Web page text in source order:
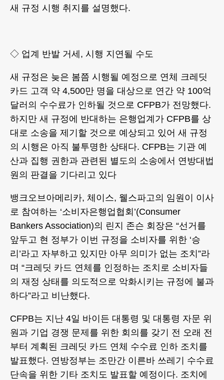
새 규정 시행 취지를 설명했다.
◇ 업계 반발 거세, 시행 지연될 수도
새 규정은 늦은 봄쯤 시행될 예정으로 연체 크레딧
카드 고객 약 4,500만 명을 대상으로 연간 약 100억
달러의 수수료가 인하될 것으로 CFPB가 전망했다.
하지만 새 규정에 반대하는 은행업계가 CFPB를 상
대로 소송을 제기할 것으로 예상되고 있어 새 규정
의 시행은 아직 불투명한 상태다. CFPB는 기관 예
산과 집행 권한과 관련된 별도의 소송에서 연방대법
원의 판결을 기다리고 있다
뱅크오브아메리카, 체이스, 웰스파고의 임원이 이사
로 참여하는 ‘소비자은행업협회’(Consumer
Bankers Association)의 린지 존슨 회장은 “선거를
앞두고 현 정부가 이번 규정을 소비자를 위한 ‘승
리’라고 자부하고 있지만 아무 의미가 없는 조치”라
며 “크레딧 카드 연체를 인정하는 조치로 소비자들
의 재정 상태를 의도적으로 악화시키는 규정에 불과
하다”라고 비난했다.
CFPB는 지난 4일 바이든 대통령 및 대통령 자문 위
원과 기업 경쟁 문제를 위한 회의를 갖기 전 오래 전
부터 계획된 크레딧 카드 연체 수수료 인하 조치를
발표했다. 연방정부는 조만간 이른바 쓰레기 수수료
단속을 위한 기타 조치도 발표할 예정이다. 조치에